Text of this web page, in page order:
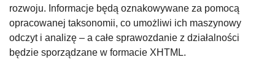
rozwoju. Informacje będą oznakowywane za pomocą
opracowanej taksonomii, co umożliwi ich maszynowy
odczyt i analizę – a całe sprawozdanie z działalności
będzie sporządzane w formacie XHTML.